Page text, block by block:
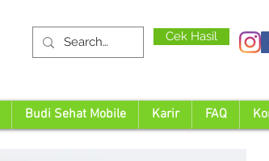
Cek Hasil
Budi Sehat Mobile Karir FAQ